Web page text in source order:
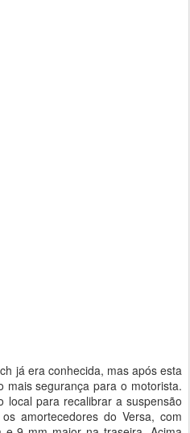
já era conhecida, mas após esta
mais segurança para o motorista.
local para recalibrar a suspensão
amortecedores do Versa, com